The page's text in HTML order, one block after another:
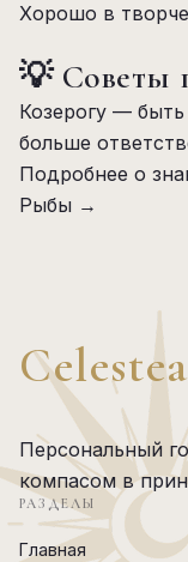
Хорошо в
💡 Советы
Козерогу —
больше
Подробнее о
Рыбы →
Celestea
Персональный
компасом в
РАЗДЕЛЫ
Главная